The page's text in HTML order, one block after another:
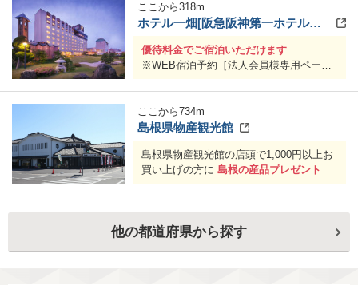
ここから318m
ホテル一畑[阪急阪神第一ホテルグループ]
優待料金でご宿泊いただけます
※WEB宿泊予約［法人会員様専用ペー
す。
対象ホテル一覧は
い
ここから734m
島根県物産観光館
島根県物産観光館の店頭で1,000円以上お
買い上げの方に 島根の産品プレゼント
他の都道府県から探す